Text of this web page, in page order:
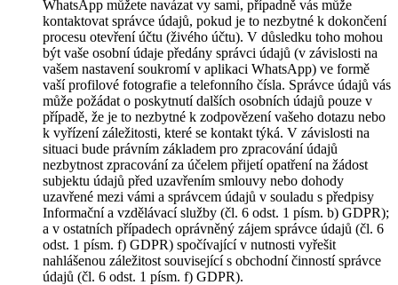
WhatsApp můžete navázat vy sami, případně vás může
kontaktovat správce údajů, pokud je to nezbytné k dokončení
procesu otevření účtu (živého účtu). V důsledku toho mohou
být vaše osobní údaje předány správci údajů (v závislosti na
vašem nastavení soukromí v aplikaci WhatsApp) ve formě
vaší profilové fotografie a telefonního čísla. Správce údajů vás
může požádat o poskytnutí dalších osobních údajů pouze v
případě, že je to nezbytné k zodpovězení vašeho dotazu nebo
k vyřízení záležitosti, které se kontakt týká. V závislosti na
situaci bude právním základem pro zpracování údajů
nezbytnost zpracování za účelem přijetí opatření na žádost
subjektu údajů před uzavřením smlouvy nebo dohody
uzavřené mezi vámi a správcem údajů v souladu s předpisy
Informační a vzdělávací služby (čl. 6 odst. 1 písm. b) GDPR);
a v ostatních případech oprávněný zájem správce údajů (čl. 6
odst. 1 písm. f) GDPR) spočívající v nutnosti vyřešit
nahlášenou záležitost související s obchodní činností správce
údajů (čl. 6 odst. 1 písm. f) GDPR).